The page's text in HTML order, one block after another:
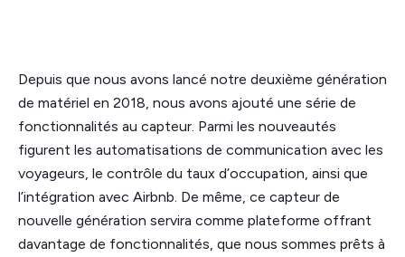
Depuis que nous avons lancé notre deuxième génération
de matériel en 2018, nous avons ajouté une série de
fonctionnalités au capteur. Parmi les nouveautés
figurent les automatisations de communication avec les
voyageurs, le contrôle du taux d’occupation, ainsi que
l’intégration avec Airbnb. De même, ce capteur de
nouvelle génération servira comme plateforme offrant
davantage de fonctionnalités, que nous sommes prêts à